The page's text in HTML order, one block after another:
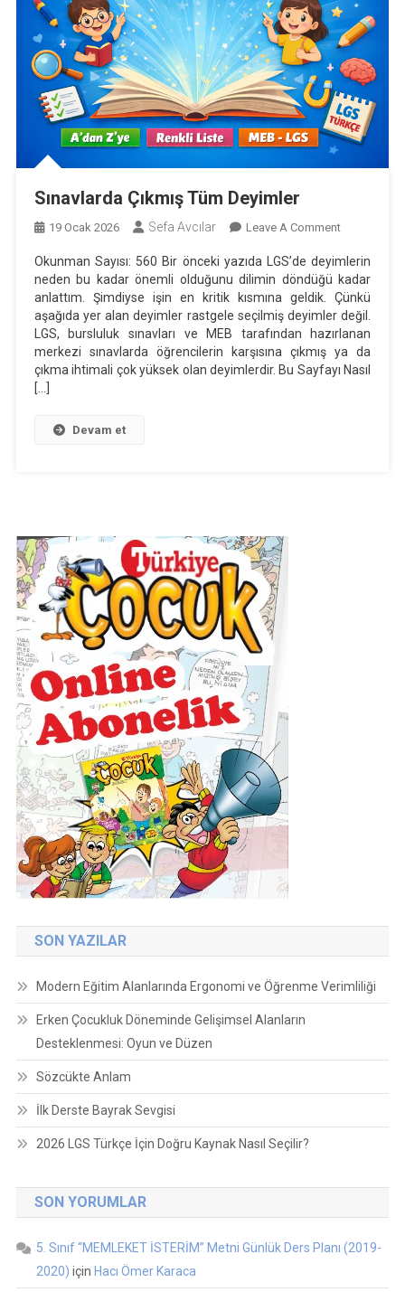
Sınavlarda Çıkmış Tüm Deyimler
19 Ocak 2026 Sefa Avcılar Leave A CommentOn
Çıkmış
Deyimler
Okunman Sayısı: 560 Bir önceki yazıda LGS’de deyimlerin
neden bu kadar önemli olduğunu dilimin döndüğü kadar
anlattım. Şimdiyse işin en kritik kısmına geldik. Çünkü
aşağıda yer alan deyimler rastgele seçilmiş deyimler değil.
LGS, bursluluk sınavları ve MEB tarafından hazırlanan
merkezi sınavlarda öğrencilerin karşısına çıkmış ya da
çıkma ihtimali çok yüksek olan deyimlerdir. Bu Sayfayı Nasıl
[…]
Devam et
SON YAZILAR
Modern Eğitim Alanlarında Ergonomi ve Öğrenme Verimliliği
Erken Çocukluk Döneminde Gelişimsel Alanların
Desteklenmesi: Oyun ve Düzen
Sözcükte Anlam
İlk Derste Bayrak Sevgisi
2026 LGS Türkçe İçin Doğru Kaynak Nasıl Seçilir?
SON YORUMLAR
5. Sınıf “MEMLEKET İSTERİM” Metni Günlük Ders Planı (2019-
2020) için Hacı Ömer Karaca